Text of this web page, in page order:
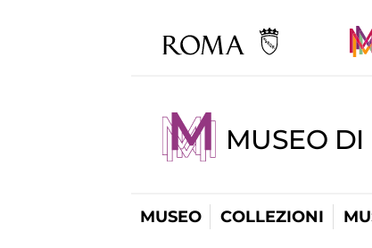
MUSEO
MUSEO COLLEZIONI